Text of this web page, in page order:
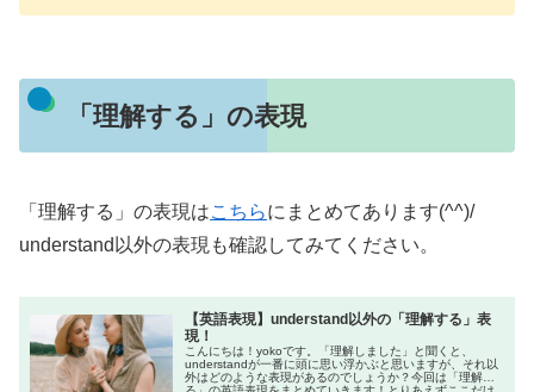
「理解する」の表現
「理解する」の表現はこちらにまとめてあります(^^)/
understand以外の表現も確認してみてください。
【英語表現】understand以外の「理解する」表
現！
こんにちは！yokoです。「理解しました」と聞くと、
understandが一番に頭に思い浮かぶと思いますが、それ以
外はどのような表現があるのでしょうか？今回は「理解す